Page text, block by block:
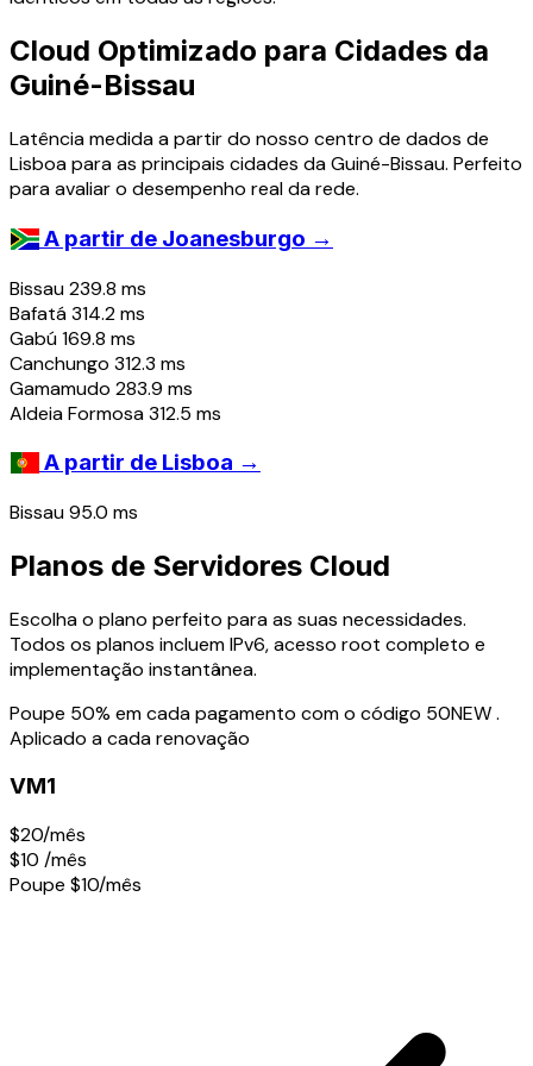
Cloud Optimizado para Cidades da
Guiné-Bissau
Latência medida a partir do nosso centro de dados de
Lisboa para as principais cidades da Guiné-Bissau. Perfeito
para avaliar o desempenho real da rede.
A partir de Joanesburgo →
Bissau239.8 ms
Bafatá314.2 ms
Gabú169.8 ms
Canchungo 312.3 ms
Gamamudo 283.9 ms
Aldeia Formosa312.5 ms
A partir de Lisboa →
Bissau95.0 ms
Planos de Servidores Cloud
Escolha o plano perfeito para as suas necessidades.
Todos os planos incluem IPv6, acesso root completo e
implementação instantânea.
Poupe 50% em cada pagamento com o código 50NEW.
Aplicado a cada renovação
VM1
$20/mês
$10 /mês
Poupe $10/mês